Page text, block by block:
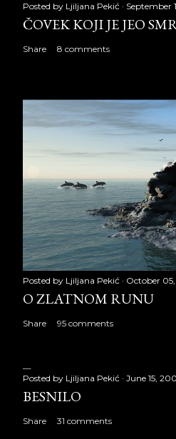
Posted by Ljiljana Pekić September
ČOVEK KOJI JE JEO
Share 8 comments
Posted by Ljiljana Pekić October
O ZLATNOM RUNU
Share 95 comments
Posted by Ljiljana Pekić June 15,
BESNILO
Share 31 comments